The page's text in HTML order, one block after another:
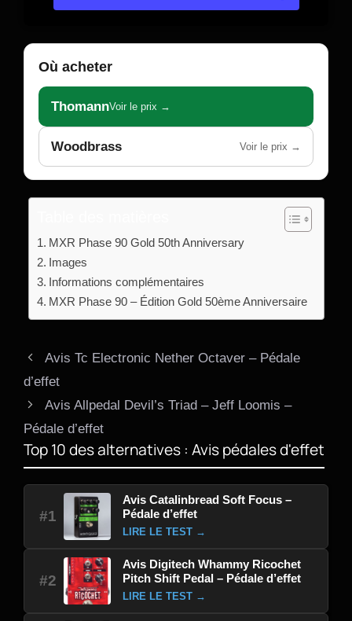
Où acheter
ThomannVoir le prix →
Woodbrass Voir le prix →
MXR Phase 90 Gold 50th Anniversary
Images
Informations complémentaires
MXR Phase 90 – Édition Gold 50ème Anniversaire
Avis Tc Electronic Nether Octaver – Pédale
d’effet
Avis Allpedal Devil’s Triad – Jeff Loomis –
Pédale d’effet
Top 10 des alternatives : Avis pédales d'effet
#1
Avis Catalinbread Soft Focus –
Pédale d’effet
LIRE LE TEST →
#2
Avis Digitech Whammy Ricochet
Pitch Shift Pedal – Pédale d’effet
LIRE LE TEST →